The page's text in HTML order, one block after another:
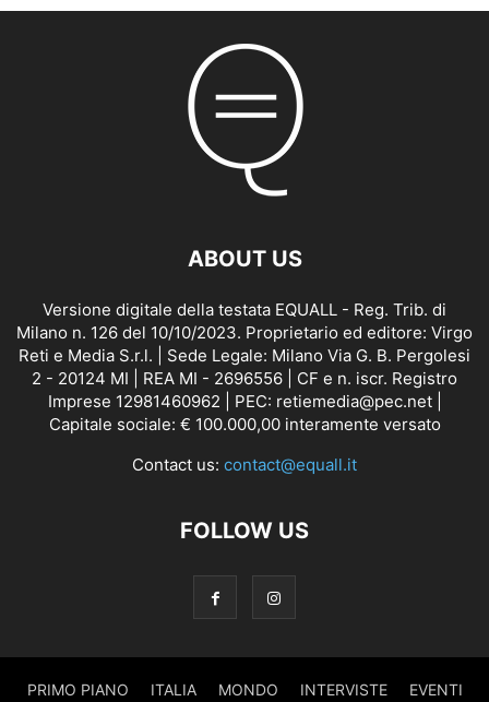
ABOUT US
Versione digitale della testata EQUALL - Reg. Trib. di
Milano n. 126 del 10/10/2023. Proprietario ed editore: Virgo
Reti e Media S.r.l. | Sede Legale: Milano Via G. B. Pergolesi
2 - 20124 MI | REA MI - 2696556 | CF e n. iscr. Registro
Imprese 12981460962 | PEC: retiemedia@pec.net |
Capitale sociale: € 100.000,00 interamente versato
Contact us: contact@equall.it
FOLLOW US
PRIMO PIANO ITALIA MONDO INTERVISTE EVENTI